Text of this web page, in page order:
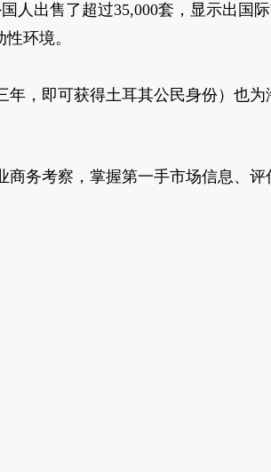
人出售了超过35,000套，显示出国
环境。
，即可获得土耳其公民身份）也为
务考察，掌握第一手市场信息、评